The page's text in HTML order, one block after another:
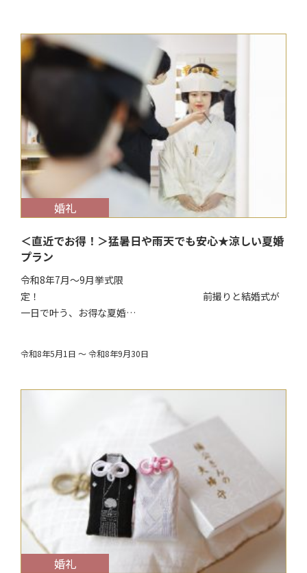
$target_date
婚礼
＜直近でお得！＞猛暑日や雨天でも安心★涼しい夏婚
プラン
令和8年7月～9月挙式限
定！ 前撮りと結婚式が
一日で叶う、お得な夏婚…
令和8年5月1日 ～ 令和8年9月30日
$target_date
婚礼